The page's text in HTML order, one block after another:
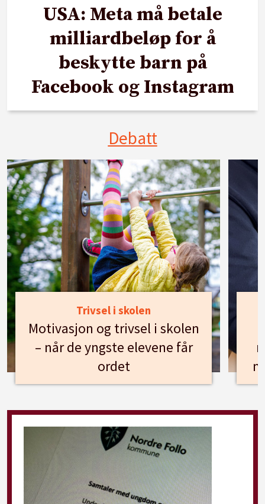
USA: Meta må betale
milliardbeløp for å
beskytte barn på
Facebook og Instagram
Debatt
Trivsel i skolen
Motivasjon og trivsel i skolen
– når de yngste elevene får
ordet